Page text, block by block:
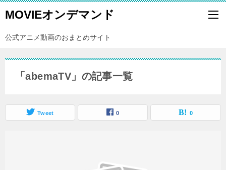
MOVIEオンデマンド
公式アニメ動画のおまとめサイト
「abemaTV」の記事一覧
Tweet 0 0